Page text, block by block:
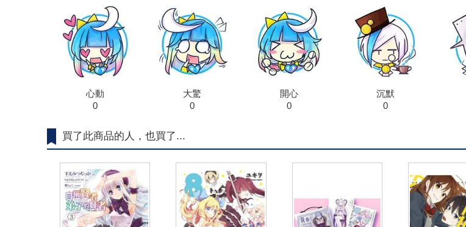
心動
0
大驚
0
開心
0
沉默
0
買了此商品的人，也買了...